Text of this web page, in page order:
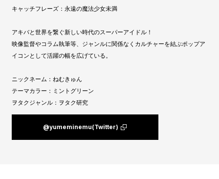
キャッチフレーズ：永遠の魔法少女未満
アキバと世界を繋ぐ新しい時代のスーパーアイドル！
映像監督やコラム執筆等、ジャンルに関係なくカルチャーを結ぶポップア
イコンとして活躍の幅を広げている。
ニックネーム：ねむきゅん
テーマカラー：ミントグリーン
ヲタクジャンル：ヲタク研究
@yumeminemu(Twitter)